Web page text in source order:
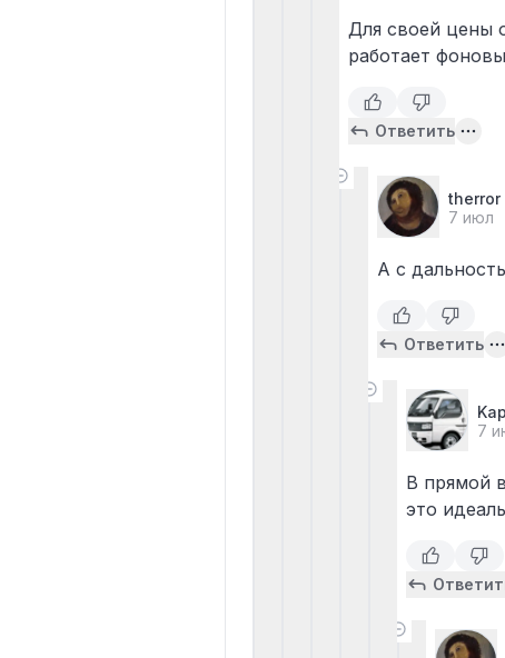
Для своей цены
работает
Ответить
therror
7 июл
А с
Ответить
7
В прямой
это